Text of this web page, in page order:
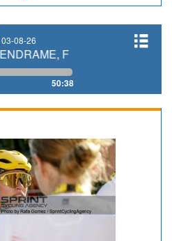
03-08-26
FIORELLI
50:38